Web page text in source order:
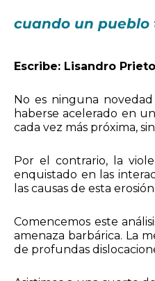
cuando un pueblo
Escribe: Lisandro
No es ninguna
haberse acelerado en
cada vez más próxima, sin
Por el contrario, la
enquistado en las
las causas de esta
Comencemos este
amenaza barbárica. La
de profundas